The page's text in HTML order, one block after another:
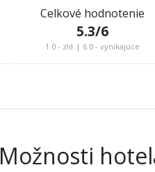
Celkové hodnotenie
5.3/6
1.0 - zlé | 6.0 - vynikajúce
Možnosti